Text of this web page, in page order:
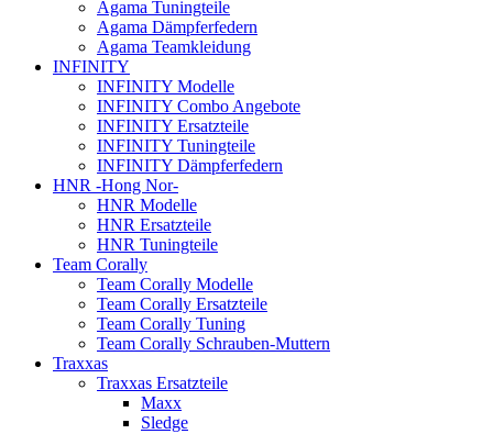
Agama Tuningteile
Agama Dämpferfedern
Agama Teamkleidung
INFINITY
INFINITY Modelle
INFINITY Combo Angebote
INFINITY Ersatzteile
INFINITY Tuningteile
INFINITY Dämpferfedern
HNR -Hong Nor-
HNR Modelle
HNR Ersatzteile
HNR Tuningteile
Team Corally
Team Corally Modelle
Team Corally Ersatzteile
Team Corally Tuning
Team Corally Schrauben-Muttern
Traxxas
Traxxas Ersatzteile
Maxx
Sledge